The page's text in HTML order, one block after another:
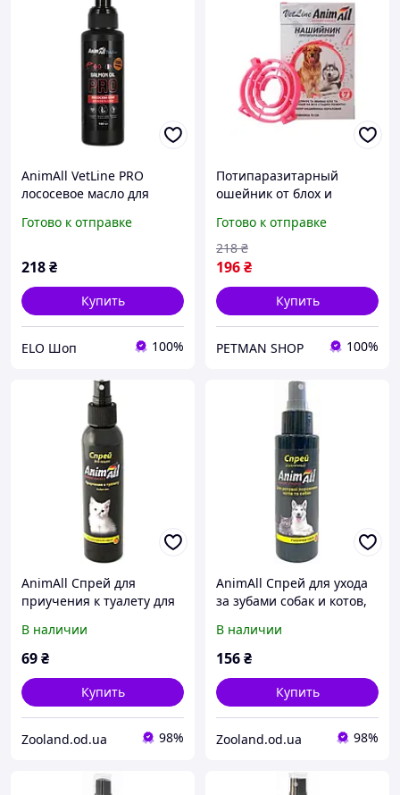
AnimAll VetLine PRO
лососевое масло для
Готово к отправке
218₴
Купить
ELO Шоп 100%
Потипаразитарный
ошейник от блох и
для кошек и собак
(коралловый), 70 см
Готово к отправке
196₴
218 ₴
Купить
PETMAN SHOP 100%
AnimAll Спрей для
приучения к туалету для
В наличии
69₴
Купить
Zooland.od.ua 98%
AnimAll Спрей для ухода
за зубами собак и котов,
В наличии
156₴
Купить
Zooland.od.ua 98%